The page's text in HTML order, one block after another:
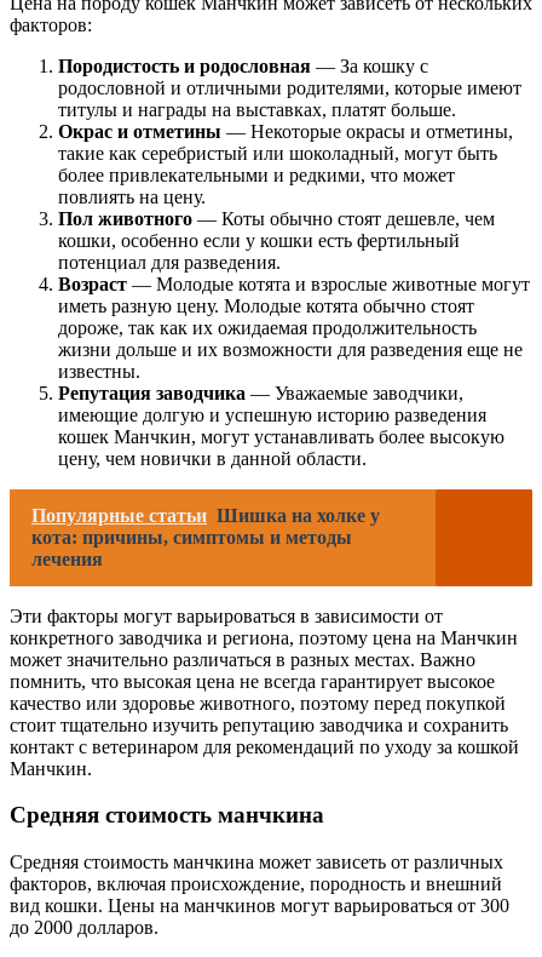
факторов:
Породистость и родословная — За кошку с
родословной и отличными родителями, которые имеют
титулы и награды на выставках, платят больше.
Окрас и отметины — Некоторые окрасы и отметины,
такие как серебристый или шоколадный, могут быть
более привлекательными и редкими, что может
повлиять на цену.
Пол животного — Коты обычно стоят дешевле, чем
кошки, особенно если у кошки есть фертильный
потенциал для разведения.
Возраст — Молодые котята и взрослые животные могут
иметь разную цену. Молодые котята обычно стоят
дороже, так как их ожидаемая продолжительность
жизни дольше и их возможности для разведения еще не
известны.
Репутация заводчика — Уважаемые заводчики,
имеющие долгую и успешную историю разведения
кошек Манчкин, могут устанавливать более высокую
цену, чем новички в данной области.
Популярные статьи Шишка на холке у
кота: причины, симптомы и методы
лечения
Эти факторы могут варьироваться в зависимости от
конкретного заводчика и региона, поэтому цена на Манчкин
может значительно различаться в разных местах. Важно
помнить, что высокая цена не всегда гарантирует высокое
качество или здоровье животного, поэтому перед покупкой
стоит тщательно изучить репутацию заводчика и сохранить
контакт с ветеринаром для рекомендаций по уходу за кошкой
Манчкин.
Средняя стоимость манчкина
Средняя стоимость манчкина может зависеть от различных
факторов, включая происхождение, породность и внешний
вид кошки. Цены на манчкинов могут варьироваться от 300
до 2000 долларов.